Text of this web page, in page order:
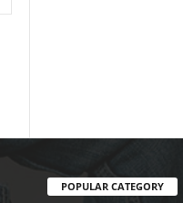
POPULAR CATEGORY